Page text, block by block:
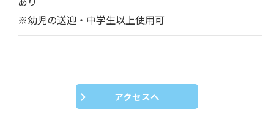
※幼児の送迎・中学生以上使用可
アクセスへ